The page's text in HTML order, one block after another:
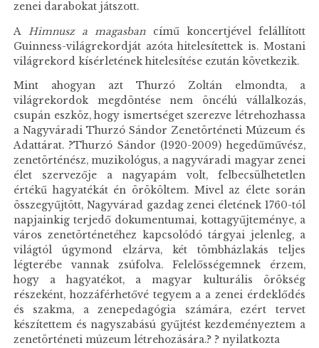
zenei darabokat játszott.
AHimnusz a magasbancímű koncertjével felállított
Guinness-világrekordját azóta hitelesítettek is. Mostani
világrekord kísérletének hitelesítése ezután következik.
Mint ahogyan azt Thurzó Zoltán elmondta, a
világrekordok megdöntése nem öncélú vállalkozás,
csupán eszköz, hogy ismertséget szerezve létrehozhassa
a Nagyváradi Thurzó Sándor Zenetörténeti Múzeum és
Adattárat. ?Thurzó Sándor (1920-2009) hegedűművész,
zenetörténész, muzikológus, a nagyváradi magyar zenei
élet szervezője a nagyapám volt, felbecsülhetetlen
értékű hagyatékát én örököltem. Mivel az élete során
összegyűjtött, Nagyvárad gazdag zenei életének 1760-tól
napjainkig terjedő dokumentumai, kottagyűjteménye, a
város zenetörténetéhez kapcsolódó tárgyai jelenleg, a
világtól úgymond elzárva, két tömbházlakás teljes
légterébe vannak zsúfolva. Felelősségemnek érzem,
hogy a hagyatékot, a magyar kulturális örökség
részeként, hozzáférhetővé tegyem a a zenei érdeklődés
és szakma, a zenepedagógia számára, ezért tervet
készítettem és nagyszabású gyűjtést kezdeményeztem a
zenetörténeti múzeum létrehozására.? ? nyilatkozta